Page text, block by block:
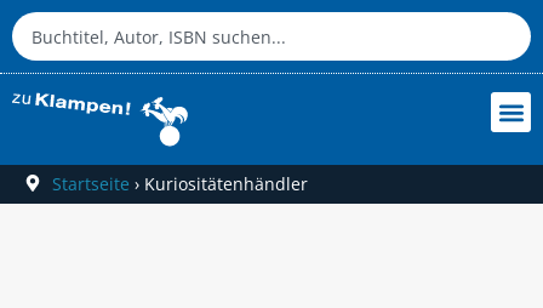
Startseite › Kuriositätenhändler